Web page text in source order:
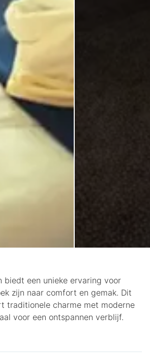
biedt een unieke ervaring voor
zijn naar comfort en gemak. Dit
traditionele charme met moderne
voor een ontspannen verblijf.